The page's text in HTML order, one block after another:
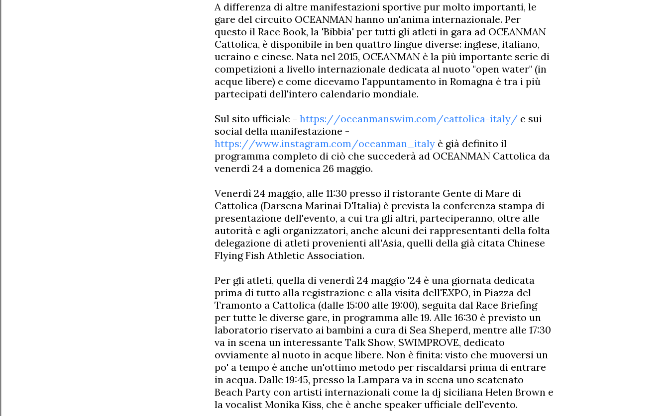
A differenza di altre manifestazioni sportive pur molto importanti, le
gare del circuito OCEANMAN hanno un'anima internazionale. Per
questo il Race Book, la 'Bibbia' per tutti gli atleti in gara ad OCEANMAN
Cattolica, è disponibile in ben quattro lingue diverse: inglese, italiano,
ucraino e cinese. Nata nel 2015, OCEANMAN è la più importante serie di
competizioni a livello internazionale dedicata al nuoto "open water" (in
acque libere) e come dicevamo l'appuntamento in Romagna è tra i più
partecipati dell'intero calendario mondiale.
Sul sito ufficiale - https://oceanmanswim.com/cattolica-italy/ e sui
social della manifestazione -
https://www.instagram.com/oceanman_italy è già definito il
programma completo di ciò che succederà ad OCEANMAN Cattolica da
venerdì 24 a domenica 26 maggio.
Venerdì 24 maggio, alle 11:30 presso il ristorante Gente di Mare di
Cattolica (Darsena Marinai D'Italia) è prevista la conferenza stampa di
presentazione dell'evento, a cui tra gli altri, parteciperanno, oltre alle
autorità e agli organizzatori, anche alcuni dei rappresentanti della folta
delegazione di atleti provenienti all'Asia, quelli della già citata Chinese
Flying Fish Athletic Association.
Per gli atleti, quella di venerdì 24 maggio '24 è una giornata dedicata
prima di tutto alla registrazione e alla visita dell'EXPO, in Piazza del
Tramonto a Cattolica (dalle 15:00 alle 19:00), seguita dal Race Briefing
per tutte le diverse gare, in programma alle 19. Alle 16:30 è previsto un
laboratorio riservato ai bambini a cura di Sea Sheperd, mentre alle 17:30
va in scena un interessante Talk Show, SWIMPROVE, dedicato
ovviamente al nuoto in acque libere. Non è finita: visto che muoversi un
po' a tempo è anche un'ottimo metodo per riscaldarsi prima di entrare
in acqua. Dalle 19:45, presso la Lampara va in scena uno scatenato
Beach Party con artisti internazionali come la dj siciliana Helen Brown e
la vocalist Monika Kiss, che è anche speaker ufficiale dell'evento.